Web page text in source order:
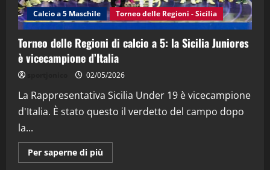
4
(Martedi 14 Aprile 2026)
15/04/2026
"SportEmpire" in Podcast
“SportEmpire” in Podcast: 26^ Puntata
08/04/2026
Calcio a 5 Maschile Torneo delle Regioni - Sicilia
Torneo delle Regioni di calcio a 5: la Sicilia Juniores
è vicecampione d’Italia
02/05/2026
La Rappresentativa Sicilia Under 19 è vicecampione
d'Italia. È stato questo il verdetto del campo dopo
la...
Per saperne di più
informazioni